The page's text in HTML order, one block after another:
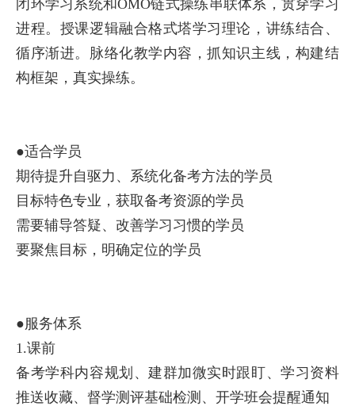
闭环学习系统和OMO链式操练串联体系，贯穿学习
进程。授课逻辑融合格式塔学习理论，讲练结合、
循序渐进。脉络化教学内容，抓知识主线，构建结
构框架，真实操练。
●适合学员
期待提升自驱力、系统化备考方法的学员
目标特色专业，获取备考资源的学员
需要辅导答疑、改善学习习惯的学员
要聚焦目标，明确定位的学员
●服务体系
1.课前
备考学科内容规划、建群加微实时跟盯、学习资料
推送收藏、督学测评基础检测、开学班会提醒通知